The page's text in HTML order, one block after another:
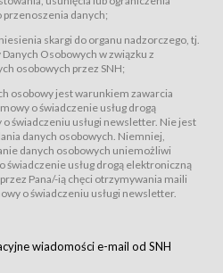
umów sprzedaży w Sklepie.
usług drogą elektroniczną (Dz.U. z 2002
Usługi świadczone są nieodpłatnie.
dostęp do Serwisu jest otwarty dla
korzystania z Serwisu jest zobowiązany
konta w Serwisie oraz zamówienie
przeznaczonego do tego formularza
dostępnych dla wszystkich
postanowień Regulaminu.
do przestrzegania postanowień Regulaminu
z Serwisu.
nieodpłatnie za
przenoszenia danych;
skargi do organu nadzorczego, tj.
Osobowych w związku z
osobowych przez SNH;
osobowy jest warunkiem zawarcia
o świadczenie usług drogą
świadczeniu usługi newsletter. Nie jest
danych osobowych. Niemniej,
danych osobowych uniemożliwi
świadczenie usług drogą elektroniczną
Pana/-ią chęci otrzymywania maili
o świadczeniu usługi newsletter.
wiadomości e-mail od SNH